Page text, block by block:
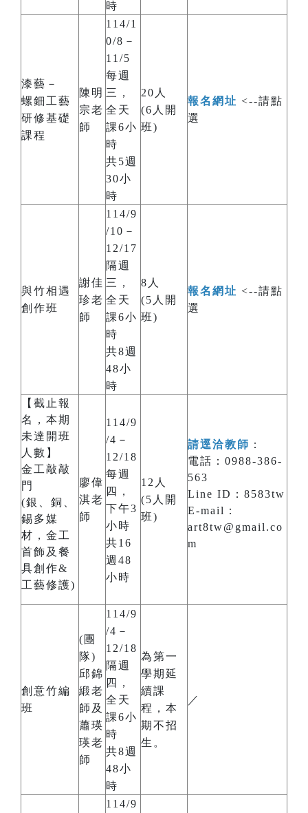
時
漆藝－
螺鈿工藝
研修基礎
課程
陳明
宗老
師
114/1
0/8－
11/5
每週
三，
全天
課6小
時
共5週
30小
時
20人
(6人開
班)
報名網址 <--請點
選
與竹相遇
創作班
謝佳
珍老
師
114/9
/10－
12/17
隔週
三，
全天
課6小
時
共8週
48小
時
8人
(5人開
班)
報名網址 <--請點
選
【截止報
名，本期
未達開班
人數】
金工敲敲
門
(銀、銅、
錫多媒
材，金工
首飾及餐
具創作&
工藝修護)
廖偉
淇老
師
114/9
/4－
12/18
每週
四，
下午3
小時
共16
週48
小時
12人
(5人開
班)
請逕洽教師 ：
電話：0988-386-
563
Line ID：8583tw
E-mail：
art8tw@gmail.co
m
創意竹編
班
(團
隊)
邱錦
緞老
師及
蕭瑛
瑛老
師
114/9
/4－
12/18
隔週
四，
全天
課6小
時
共8週
48小
時
為第一
學期延
續課
程，本
期不招
生。
／
114/9